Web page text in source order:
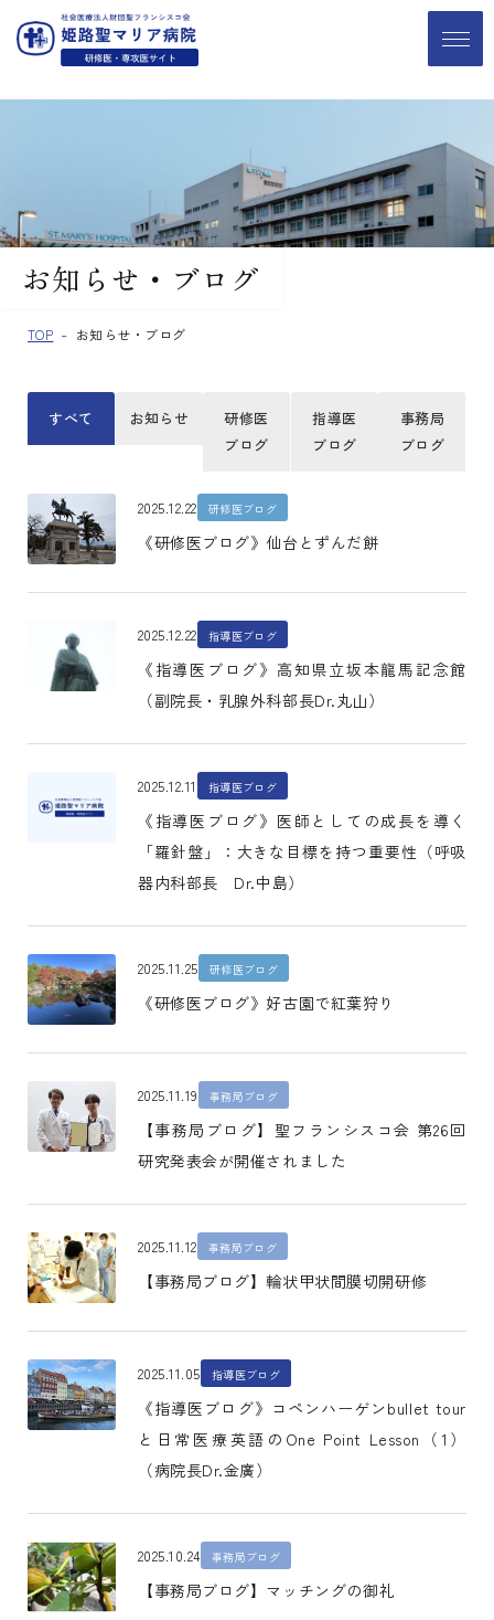
お知らせ・ブログ
TOP お知らせ・ブログ
すべて お知らせ
研修医
ブログ
指導医
ブログ
事務局
ブログ
2025.12.22 研修医ブログ
《研修医ブログ》仙台とずんだ餅
2025.12.22 指導医ブログ
《指導医ブログ》高知県立坂本龍馬記念館
（副院長・乳腺外科部長Dr.丸山）
2025.12.11 指導医ブログ
《指導医ブログ》医師としての成長を導く
「羅針盤」：大きな目標を持つ重要性（呼吸
器内科部長 Dr.中島）
2025.11.25 研修医ブログ
《研修医ブログ》好古園で紅葉狩り
2025.11.19 事務局ブログ
【事務局ブログ】聖フランシスコ会 第26回
研究発表会が開催されました
2025.11.12 事務局ブログ
【事務局ブログ】輪状甲状間膜切開研修
2025.11.05 指導医ブログ
《指導医ブログ》コペンハーゲンbullet tour
と日常医療英語のOne Point Lesson（1）
（病院長Dr.金廣）
2025.10.24 事務局ブログ
【事務局ブログ】マッチングの御礼